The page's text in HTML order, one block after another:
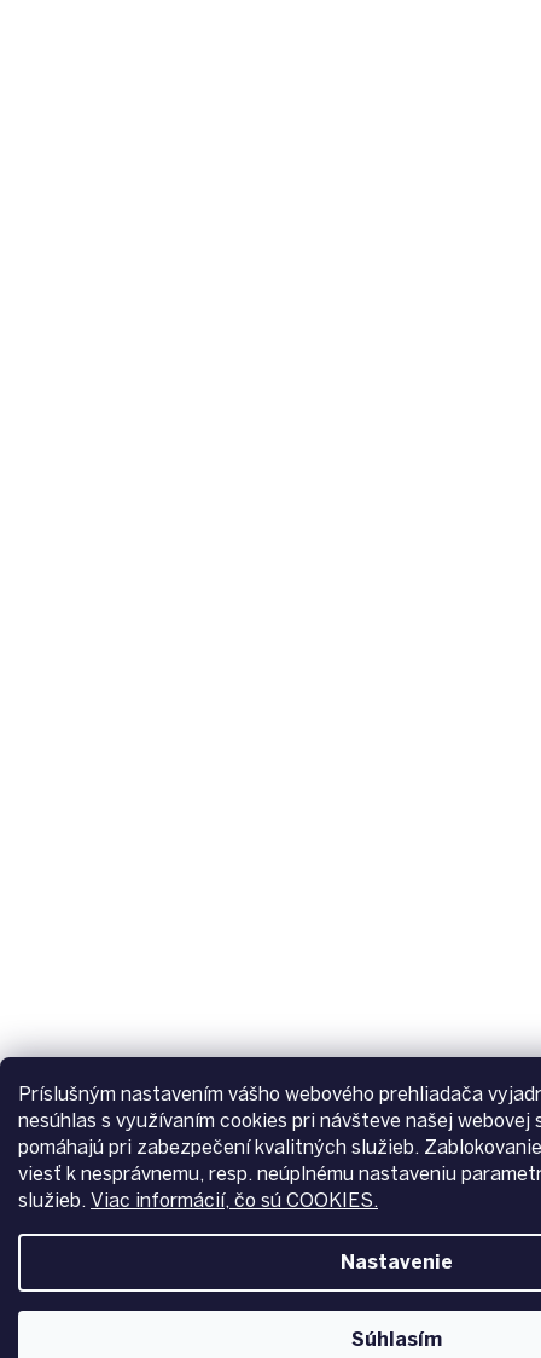
Príslušným nastavením vášho webového prehliadača
nesúhlas s využívaním cookies pri návšteve našej webovej
pomáhajú pri zabezpečení kvalitných služieb.
viesť k nesprávnemu, resp. neúplnému nastaveniu
služieb. Viac informácií, čo sú COOKIES.
Nastavenie
Súhlasím